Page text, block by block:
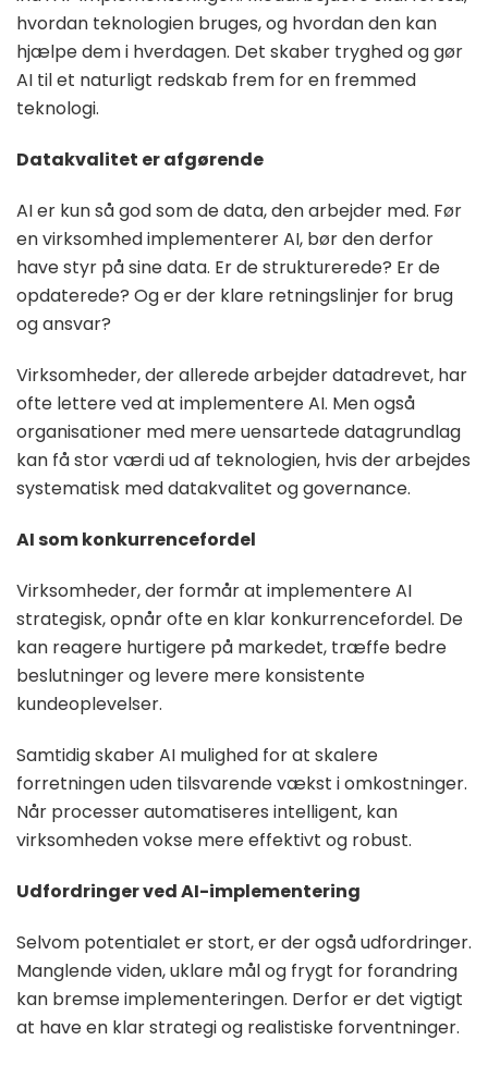
hvordan teknologien bruges, og hvordan den kan
hjælpe dem i hverdagen. Det skaber tryghed og gør
AI til et naturligt redskab frem for en fremmed
teknologi.
Datakvalitet er afgørende
AI er kun så god som de data, den arbejder med. Før
en virksomhed implementerer AI, bør den derfor
have styr på sine data. Er de strukturerede? Er de
opdaterede? Og er der klare retningslinjer for brug
og ansvar?
Virksomheder, der allerede arbejder datadrevet, har
ofte lettere ved at implementere AI. Men også
organisationer med mere uensartede datagrundlag
kan få stor værdi ud af teknologien, hvis der arbejdes
systematisk med datakvalitet og governance.
AI som konkurrencefordel
Virksomheder, der formår at implementere AI
strategisk, opnår ofte en klar konkurrencefordel. De
kan reagere hurtigere på markedet, træffe bedre
beslutninger og levere mere konsistente
kundeoplevelser.
Samtidig skaber AI mulighed for at skalere
forretningen uden tilsvarende vækst i omkostninger.
Når processer automatiseres intelligent, kan
virksomheden vokse mere effektivt og robust.
Udfordringer ved AI-implementering
Selvom potentialet er stort, er der også udfordringer.
Manglende viden, uklare mål og frygt for forandring
kan bremse implementeringen. Derfor er det vigtigt
at have en klar strategi og realistiske forventninger.